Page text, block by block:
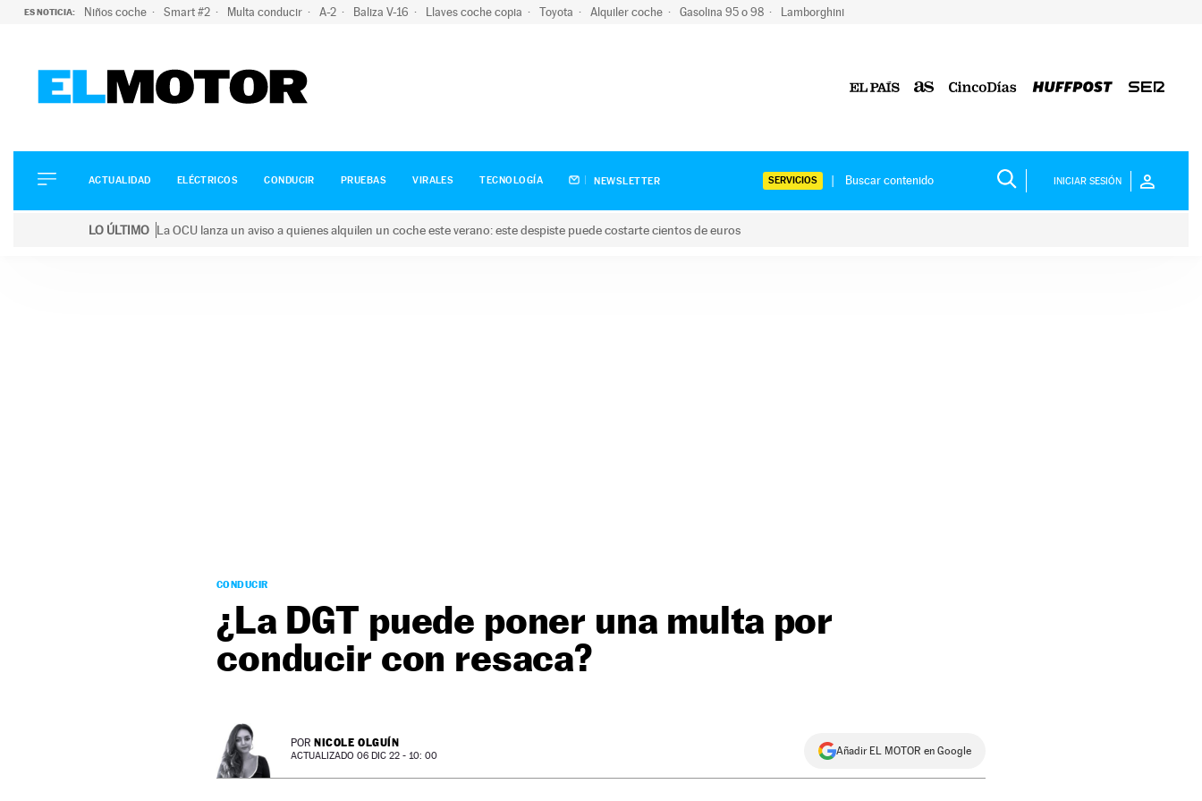
ES NOTICIA: Niños coche Smart #2 Multa conducir A-2 Baliza V-16 Llaves coche copia Toyota Alquiler coche Gasolina 95 o 98 Lamborghini
ELÉCTRICOS
CONDUCIR
ACTUALIDAD ELÉCTRICOS CONDUCIR PRUEBAS VIRALES TECNOLOGÍA NEWSLETTER SERVICIOS INICIAR SESIÓN
LO ÚLTIMO La OCU lanza un aviso a quienes alquilen un coche este verano: este despiste puede costarte cientos de euros
CONDUCIR
¿La DGT puede poner una multa por
conducir con resaca?
POR NICOLE OLGUÍN
ACTUALIZADO 06 DIC 22 - 10: 00 Añadir EL MOTOR en Google